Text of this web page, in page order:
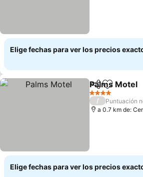
Elige fechas para ver los precios
Compartir
Agregar
Palms Motel
4 Estrellas
/
Puntuación
a 0.7 km de:
Elige fechas para ver los precios